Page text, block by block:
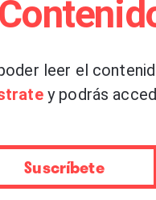
profundidades y en
son el vocalista Joe
se han
buscar la luz, por
una nueva faceta
leer el
y podrás
Suscríbete